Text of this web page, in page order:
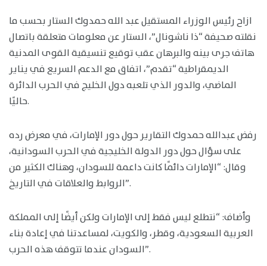
ازاح رئيس الوزراء المستقيل عبد الله حمدوك الستار بحسب ما
نقلته صحيفة “ذا ناشونال”، الستار عن معلومات متعلقة باتصال
هاتف جرى بينه والبرهان عقب توقيع تنسيقية القوى المدنية
الديمقراطية “تقدم”، اتفاق مع الدعم السريع في يناير
الماضي، والدور الذي تلعبه دول الخليج في الحرب الدائرة
حاليًا.
رفض عبدالله حمدوك التقارير حول دور الإمارات، في معرض رده
على سؤال حول دور الدولة الخليجية في الحرب السودانية،
وقال: “الإمارات دائمًا كانت داعمة للسودان، وهناك الكثير من
الروابط والعلاقات في التاريخ”.
وأضاف: “نتطلع ليس فقط إلى الإمارات ولكن أيضًا إلى المملكة
العربية السعودية، وقطر، والكويت، لمساعدتنا في إعادة بناء
السودان عندما تتوقف هذه الحرب”.